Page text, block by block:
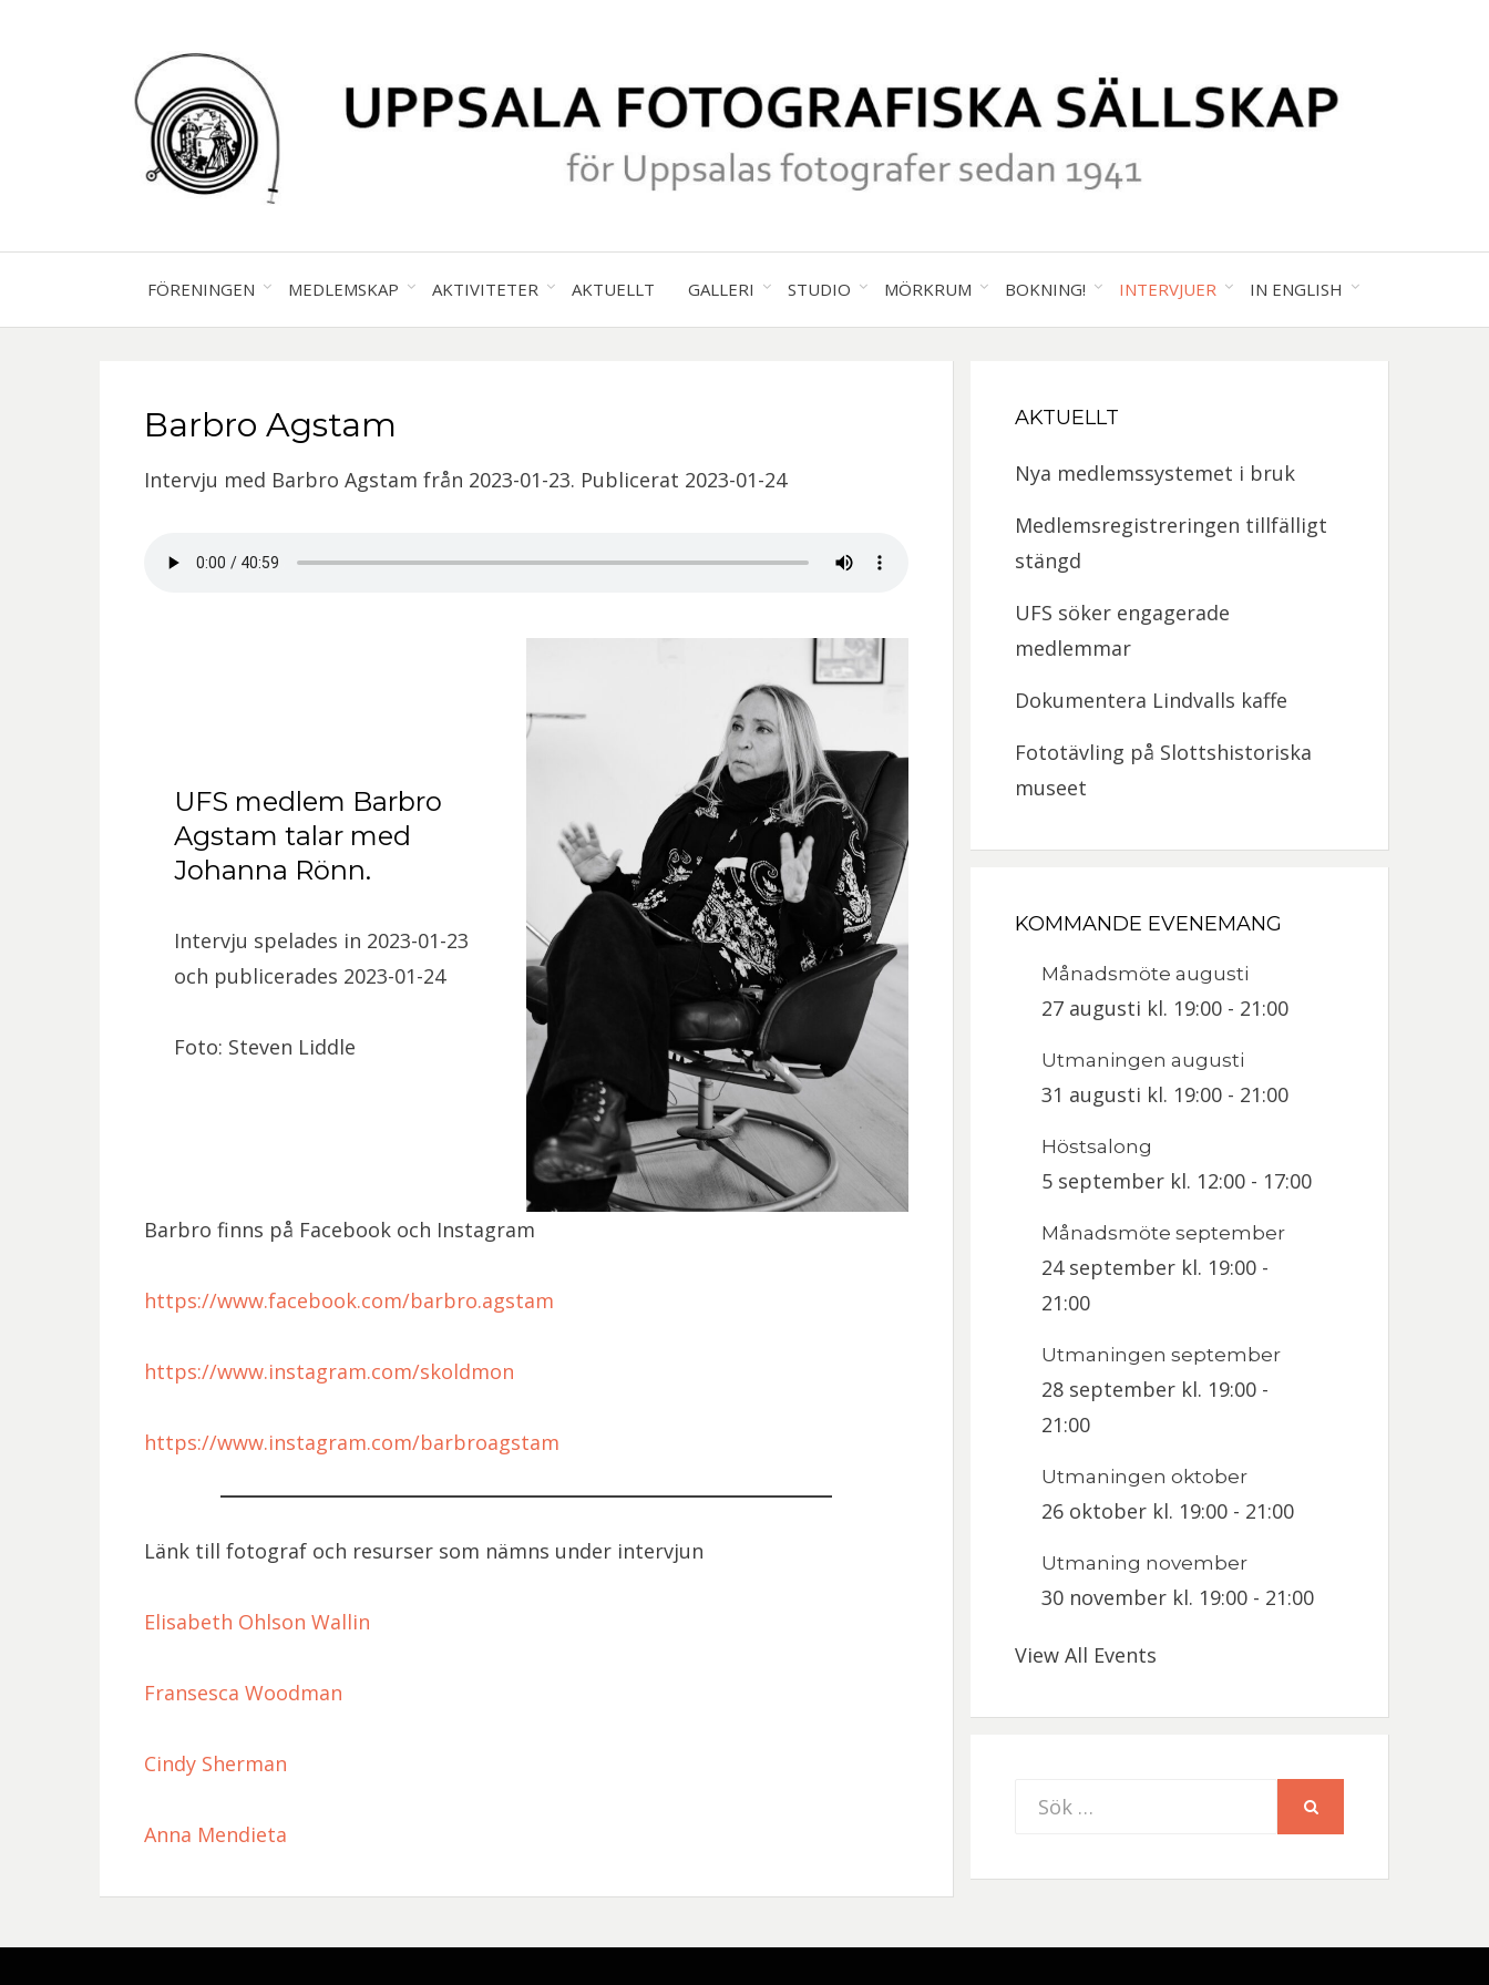
UPPSALA
FOTOGRAFISKA
SÄLLSKAP
FÖRENINGEN MEDLEMSKAP AKTIVITETER AKTUELLT GALLERI STUDIO MÖRKRUM BOKNING! INTERVJUER IN ENGLISH
Barbro Agstam
Intervju med Barbro Agstam från 2023-01-23. Publicerat 2023-01-24
UFS medlem Barbro
Agstam talar med
Johanna Rönn.
Intervju spelades in 2023-01-23
och publicerades 2023-01-24
Foto: Steven Liddle
Barbro finns på Facebook och Instagram
https://www.facebook.com/barbro.agstam
https://www.instagram.com/skoldmon
https://www.instagram.com/barbroagstam
Länk till fotograf och resurser som nämns under intervjun
Elisabeth Ohlson Wallin
Fransesca Woodman
Cindy Sherman
Anna Mendieta
AKTUELLT
Nya medlemssystemet i bruk
Medlemsregistreringen tillfälligt
stängd
UFS söker engagerade
medlemmar
Dokumentera Lindvalls kaffe
Fototävling på Slottshistoriska
museet
KOMMANDE EVENEMANG
Månadsmöte augusti
27 augusti kl. 19:00 - 21:00
Utmaningen augusti
31 augusti kl. 19:00 - 21:00
Höstsalong
5 september kl. 12:00 - 17:00
Månadsmöte september
24 september kl. 19:00 -
21:00
Utmaningen september
28 september kl. 19:00 -
21:00
Utmaningen oktober
26 oktober kl. 19:00 - 21:00
Utmaning november
30 november kl. 19:00 - 21:00
View All Events
Sök